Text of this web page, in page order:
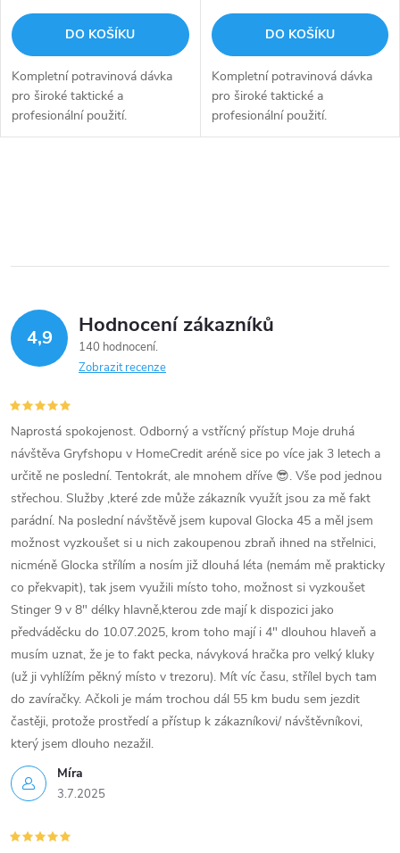
DO KOŠÍKU
Kompletní potravinová dávka
pro široké taktické a
profesionální použití.
Nejkvalitnější 100% přírodní
DO KOŠÍKU
Kompletní potravinová dávka
pro široké taktické a
profesionální použití.
Nejkvalitnější 100% přírodní
l
d
a
c
í
p
r
v
k
y
v
ý
p
i
s
u
4,9 Hodnocení zákazníků
140 hodnocení
Zobrazit recenze
Míra
3.7.2025
Naprostá spokojenost. Odborný a vstřícný přístup Moje druhá
návštěva Gryfshopu v HomeCredit aréně sice po více jak 3 letech a
určitě ne poslední. Tentokrát, ale mnohem dříve 😎. Vše pod jednou
střechou. Služby ,které zde může zákazník využít jsou za mě fakt
parádní. Na poslední návštěvě jsem kupoval Glocka 45 a měl jsem
možnost vyzkoušet si u nich zakoupenou zbraň ihned na střelnici,
nicméně Glocka střílím a nosím již dlouhá léta (nemám mě prakticky
co překvapit), tak jsem využili místo toho, možnost si vyzkoušet
Stinger 9 v 8" délky hlavně,kterou zde mají k dispozici jako
předváděcku do 10.07.2025, krom toho mají i 4" dlouhou hlaveň a
musím uznat, že je to fakt pecka, návyková hračka pro velký kluky
(už ji vyhlížím pěkný místo v trezoru). Mít víc času, střílel bych tam
do zavíračky. Ačkoli je mám trochou dál 55 km budu sem jezdit
častěji, protože prostředí a přístup k zákazníkovi/ návštěvníkovi,
který jsem dlouho nezažil.